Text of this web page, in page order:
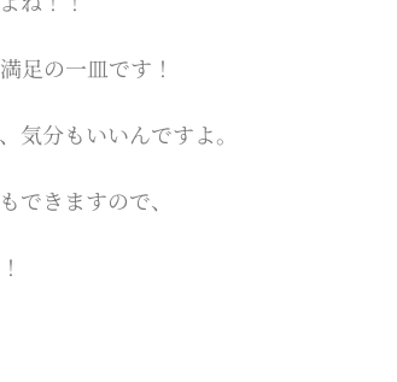
足の一皿です！
気分もいいんですよ。
できますので、